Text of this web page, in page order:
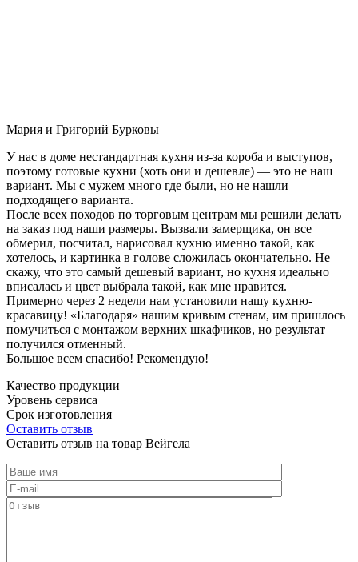
Мария и Григорий Бурковы
У нас в доме нестандартная кухня из-за короба и выступов,
поэтому готовые кухни (хоть они и дешевле) — это не наш
вариант. Мы с мужем много где были, но не нашли
подходящего варианта.
После всех походов по торговым центрам мы решили делать
на заказ под наши размеры. Вызвали замерщика, он все
обмерил, посчитал, нарисовал кухню именно такой, как
хотелось, и картинка в голове сложилась окончательно. Не
скажу, что это самый дешевый вариант, но кухня идеально
вписалась и цвет выбрала такой, как мне нравится.
Примерно через 2 недели нам установили нашу кухню-
красавицу! «Благодаря» нашим кривым стенам, им пришлось
помучиться с монтажом верхних шкафчиков, но результат
получился отменный.
Большое всем спасибо! Рекомендую!
Качество продукции
Уровень сервиса
Срок изготовления
Оставить отзыв
Оставить отзыв на товар Вейгела